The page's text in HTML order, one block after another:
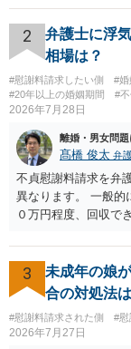
検察庁に訴えるのも
は、結局所轄だと
ないです。 一度、
談してみてはいかが
2
弁護士に浮
相場は？
#慰謝料請求したい側 #婚
#20年以上の婚姻期間
#
2026年7月28日
離婚・男女問
髙橋 俊太 弁
不貞慰謝料請求を弁
異なります。 一般的
０万円程度、回収で
には、追加着手金や
も、証拠が十分に
額、離婚の有無、交
変わり得ます。依頼
できなかった場合の
では、不貞慰謝料案
3
未成年の娘
合の対処法
#慰謝料請求された側 #慰
2026年7月27日